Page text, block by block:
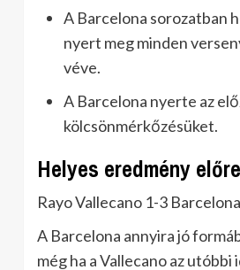
A Barcelona sorozatban
nyert meg minden
véve.
A Barcelona nyerte az
kölcsönmérkőzésüket.
Helyes eredmény
Rayo Vallecano 1-3 Barcelona
A Barcelona annyira jó
még ha a Vallecano az utóbbi